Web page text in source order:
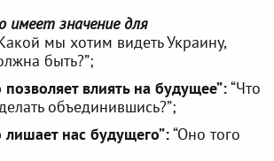
имеет значение для
мы хотим видеть Украину,
быть?”;
позволяет влиять на будущее”:“Что
объединившись?”;
лишает нас будущего”:“Оно того